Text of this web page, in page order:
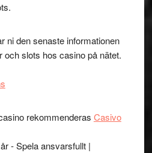
ni den senaste informationen
slots hos casino på nätet.
rekommenderas Casivo
- Spela ansvarsfullt |